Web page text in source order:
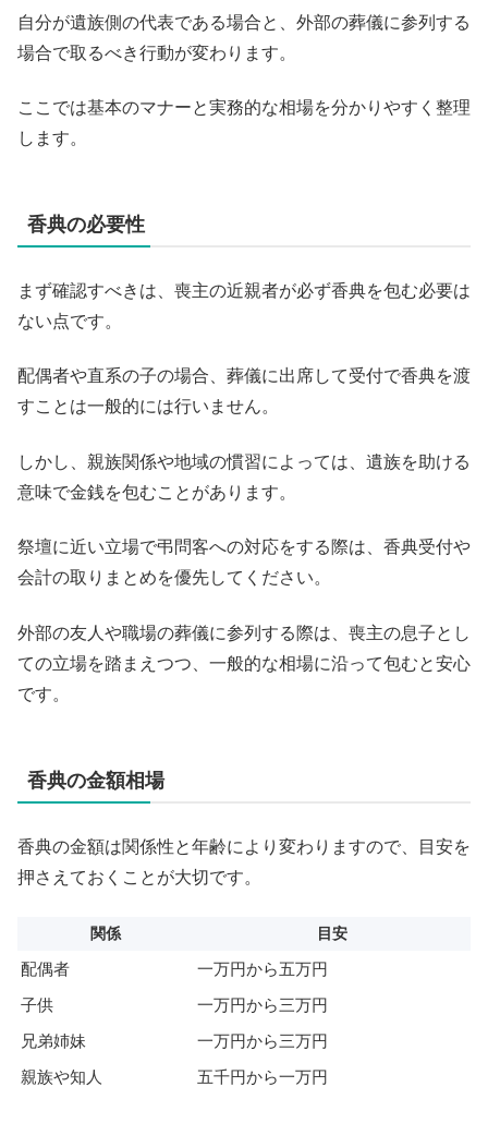
自分が遺族側の代表である場合と、外部の葬儀に参列する
場合で取るべき行動が変わります。
ここでは基本のマナーと実務的な相場を分かりやすく整理
します。
香典の必要性
まず確認すべきは、喪主の近親者が必ず香典を包む必要は
ない点です。
配偶者や直系の子の場合、葬儀に出席して受付で香典を渡
すことは一般的には行いません。
しかし、親族関係や地域の慣習によっては、遺族を助ける
意味で金銭を包むことがあります。
祭壇に近い立場で弔問客への対応をする際は、香典受付や
会計の取りまとめを優先してください。
外部の友人や職場の葬儀に参列する際は、喪主の息子とし
ての立場を踏まえつつ、一般的な相場に沿って包むと安心
です。
香典の金額相場
香典の金額は関係性と年齢により変わりますので、目安を
押さえておくことが大切です。
関係 目安
配偶者
一万円から五万円
子供
一万円から三万円
兄弟姉妹
一万円から三万円
親族や知人
五千円から一万円